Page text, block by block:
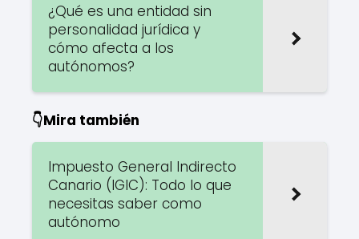
¿Qué es una entidad sin
personalidad jurídica y
cómo afecta a los
autónomos?
👇Mira también
Impuesto General Indirecto
Canario (IGIC): Todo lo que
necesitas saber como
autónomo